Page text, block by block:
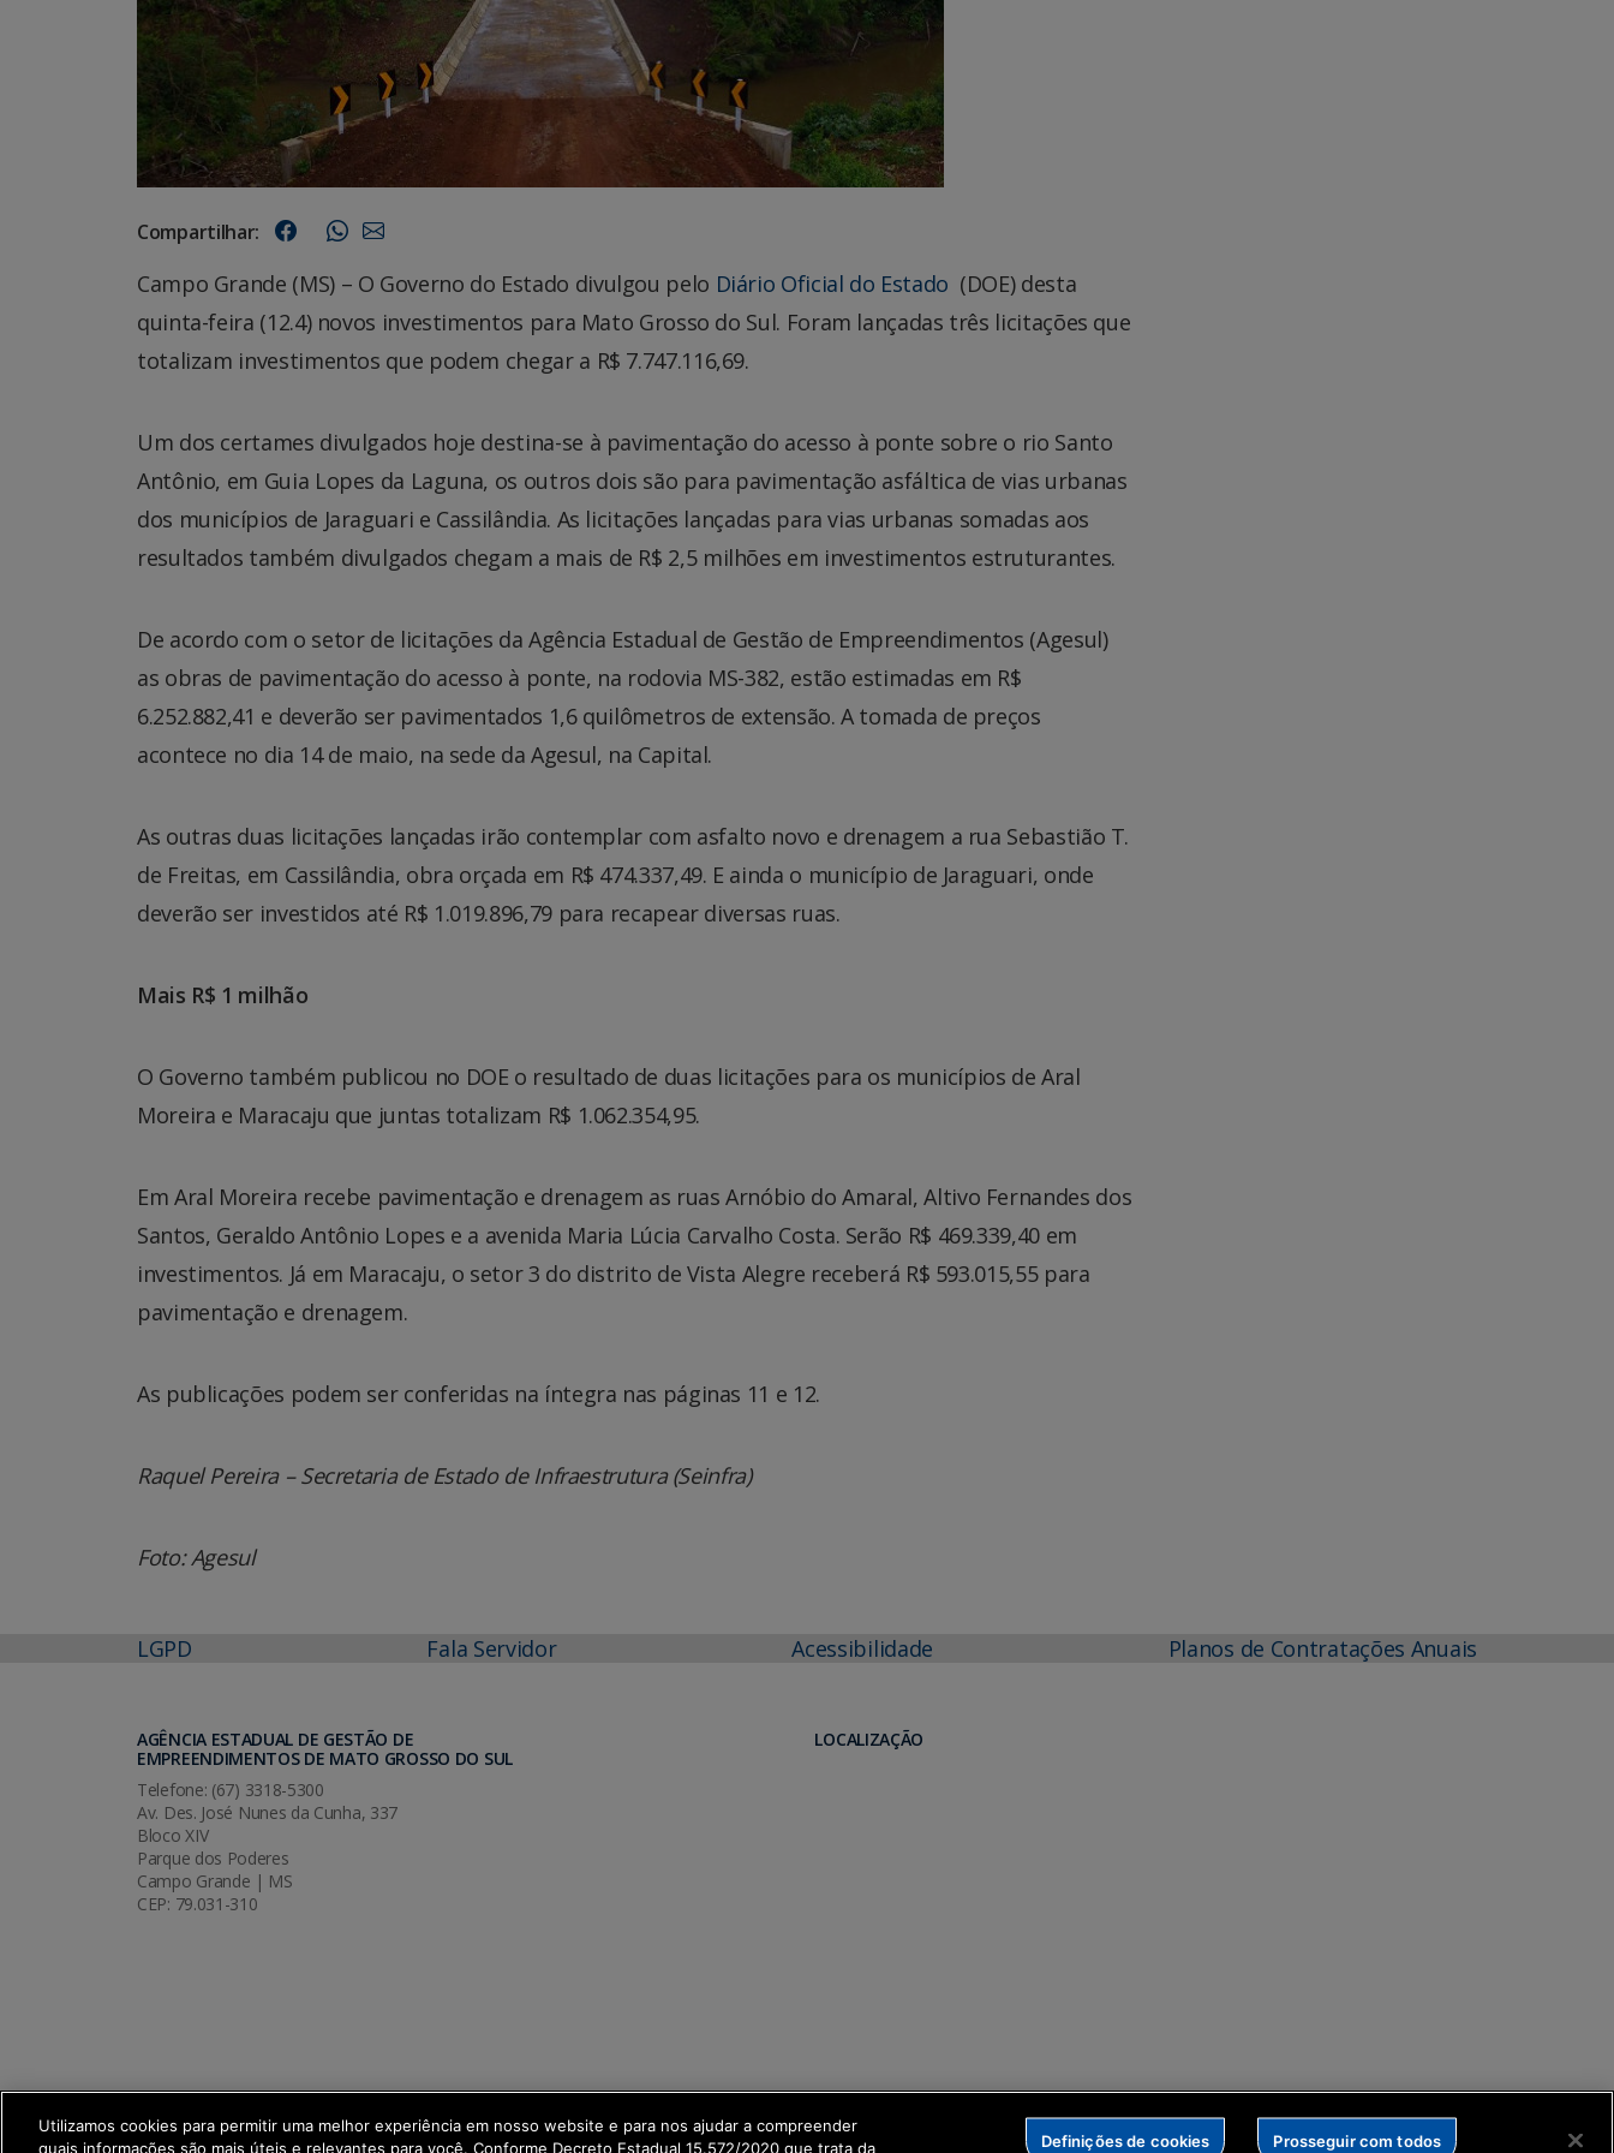
Compartilhar:
Campo Grande (MS) – O Governo do Estado divulgou pelo Diário Oficial do Estado (DOE) desta
quinta-feira (12.4) novos investimentos para Mato Grosso do Sul. Foram lançadas três licitações que
totalizam investimentos que podem chegar a R$ 7.747.116,69.
Um dos certames divulgados hoje destina-se à pavimentação do acesso à ponte sobre o rio Santo
Antônio, em Guia Lopes da Laguna, os outros dois são para pavimentação asfáltica de vias urbanas
dos municípios de Jaraguari e Cassilândia. As licitações lançadas para vias urbanas somadas aos
resultados também divulgados chegam a mais de R$ 2,5 milhões em investimentos estruturantes.
De acordo com o setor de licitações da Agência Estadual de Gestão de Empreendimentos (Agesul)
as obras de pavimentação do acesso à ponte, na rodovia MS-382, estão estimadas em R$
6.252.882,41 e deverão ser pavimentados 1,6 quilômetros de extensão. A tomada de preços
acontece no dia 14 de maio, na sede da Agesul, na Capital.
As outras duas licitações lançadas irão contemplar com asfalto novo e drenagem a rua Sebastião T.
de Freitas, em Cassilândia, obra orçada em R$ 474.337,49. E ainda o município de Jaraguari, onde
deverão ser investidos até R$ 1.019.896,79 para recapear diversas ruas.
Mais R$ 1 milhão
O Governo também publicou no DOE o resultado de duas licitações para os municípios de Aral
Moreira e Maracaju que juntas totalizam R$ 1.062.354,95.
Em Aral Moreira recebe pavimentação e drenagem as ruas Arnóbio do Amaral, Altivo Fernandes dos
Santos, Geraldo Antônio Lopes e a avenida Maria Lúcia Carvalho Costa. Serão R$ 469.339,40 em
investimentos. Já em Maracaju, o setor 3 do distrito de Vista Alegre receberá R$ 593.015,55 para
pavimentação e drenagem.
As publicações podem ser conferidas na íntegra nas páginas 11 e 12.
Raquel Pereira – Secretaria de Estado de Infraestrutura (Seinfra)
Foto: Agesul
LGPD Fala Servidor Acessibilidade Planos de Contratações Anuais
AGÊNCIA ESTADUAL DE GESTÃO DE
EMPREENDIMENTOS DE MATO GROSSO DO SUL
Telefone: (67) 3318-5300
Av. Des. José Nunes da Cunha, 337
Bloco XIV
Parque dos Poderes
Campo Grande | MS
CEP: 79.031-310
LOCALIZAÇÃO
Utilizamos cookies para permitir uma melhor experiência em nosso website e para nos ajudar a compreender
quais informações são mais úteis e relevantes para você. Conforme Decreto Estadual 15.572/2020 que trata da
Definições de cookies Prosseguir com todos